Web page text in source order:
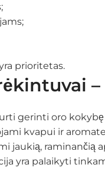
prioritetas.
gerinti oro
kvapui ir
jaukią,
yra palaikyti